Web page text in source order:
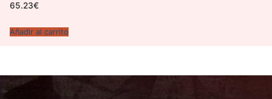
65.23€
Añadir al carrito